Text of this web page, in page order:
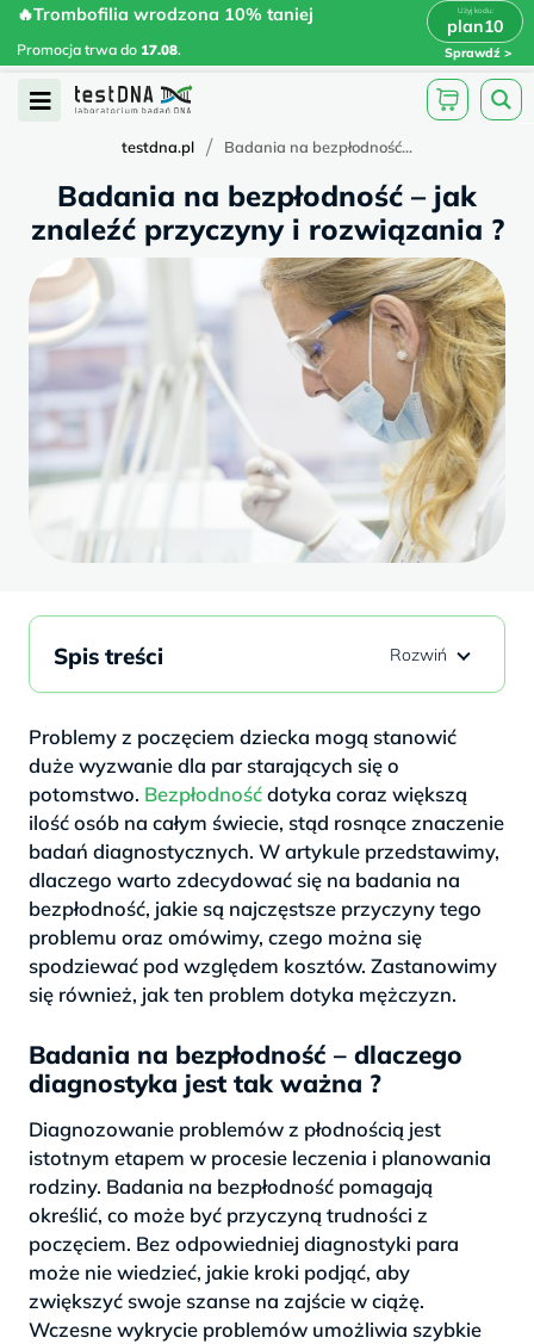
Skip
content
🔥Trombofilia wrodzona 10% taniej
Promocja trwa do 17.08.
plan10
Sprawdź
🔥Trombofilia wrodzona 10% taniej
plan10 x
Open
testdna.pl / Badania na bezpłodność...
Badania na bezpłodność – jak
znaleźć przyczyny i rozwiązania ?
Problemy z poczęciem dziecka mogą stanowić
duże wyzwanie dla par starających się o
potomstwo. Bezpłodnośćdotyka coraz większą
ilość osób na całym świecie, stąd rosnące znaczenie
badań diagnostycznych. W artykule przedstawimy,
dlaczego warto zdecydować się na badania na
bezpłodność, jakie są najczęstsze przyczyny tego
problemu oraz omówimy, czego można się
spodziewać pod względem kosztów. Zastanowimy
się również, jak ten problem dotyka mężczyzn.
Badania na bezpłodność – dlaczego
diagnostyka jest tak ważna ?
Diagnozowanie problemów z płodnością jest
istotnym etapem w procesie leczenia i planowania
rodziny. Badania na bezpłodność pomagają
określić, co może być przyczyną trudności z
poczęciem. Bez odpowiedniej diagnostyki para
może nie wiedzieć, jakie kroki podjąć, aby
zwiększyć swoje szanse na zajście w ciążę.
Wczesne wykrycie problemów umożliwia szybkie
Spis treści